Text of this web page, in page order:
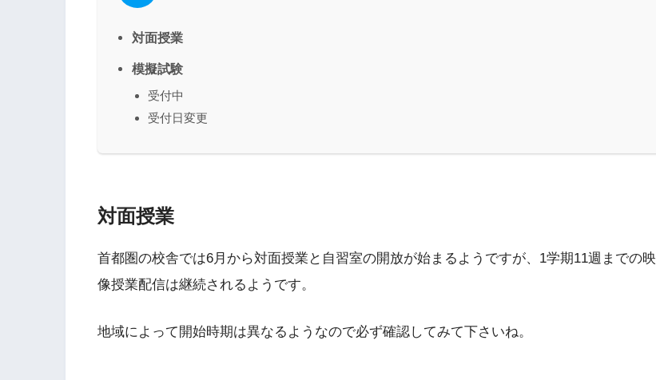
対面授業
模擬試験
受付中
受付日変更
対面授業
首都圏の校舎では6月から対面授業と自習室の開放が始まるようですが、1学期11週までの映
像授業配信は継続されるようです。
地域によって開始時期は異なるようなので必ず確認してみて下さいね。